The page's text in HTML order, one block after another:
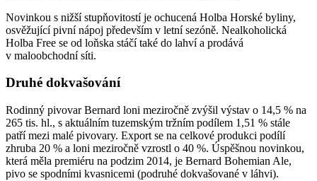
Novinkou s nižší stupňovitostí je ochucená Holba Horské byliny,
osvěžující pivní nápoj především v letní sezóně. Nealkoholická
Holba Free se od loňska stáčí také do lahví a prodává
v maloobchodní síti.
Druhé dokvašování
Rodinný pivovar Bernard loni meziročně zvýšil výstav o 14,5 % na
265 tis. hl., s aktuálním tuzemským tržním podílem 1,51 % stále
patří mezi malé pivovary. Export se na celkové produkci podílí
zhruba 20 % a loni meziročně vzrostl o 40 %. Úspěšnou novinkou,
která měla premiéru na podzim 2014, je Bernard Bohemian Ale,
pivo se spodními kvasnicemi (podruhé dokvašované v láhvi).